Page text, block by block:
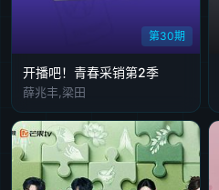
第30期
开播吧！青春采销第2季
薛兆丰,梁田